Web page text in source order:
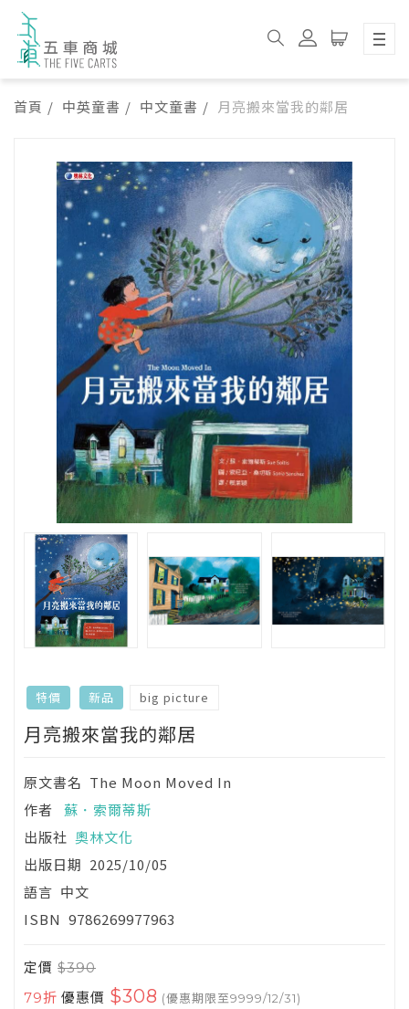
首頁 中英童書 中文童書 月亮搬來當我的鄰居
特價 新品 big picture
月亮搬來當我的鄰居
原文書名 The Moon Moved In
作者
蘇．索爾蒂斯
出版社 奧林文化
出版日期 2025/10/05
語言 中文
ISBN 9786269977963
定價 $390
79折 優惠價 $308 (優惠期限至9999/12/31)